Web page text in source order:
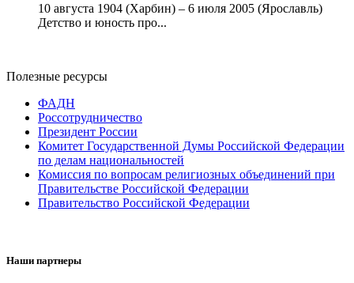
10 августа 1904 (Харбин) – 6 июля 2005 (Ярославль)
Детство и юность про...
Полезные ресурсы
ФАДН
Россотрудничество
Президент России
Комитет Государственной Думы Российской Федерации
по делам национальностей
Комиссия по вопросам религиозных объединений при
Правительстве Российской Федерации
Правительство Российской Федерации
Наши партнеры